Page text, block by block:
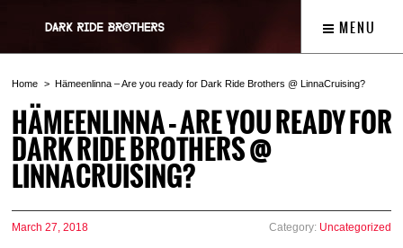
MENU
Home Hämeenlinna – Are you ready for Dark Ride Brothers @ LinnaCruising?
HÄMEENLINNA – ARE YOU READY FOR
DARK RIDE BROTHERS @
LINNACRUISING?
March 27, 2018 Category: Uncategorized